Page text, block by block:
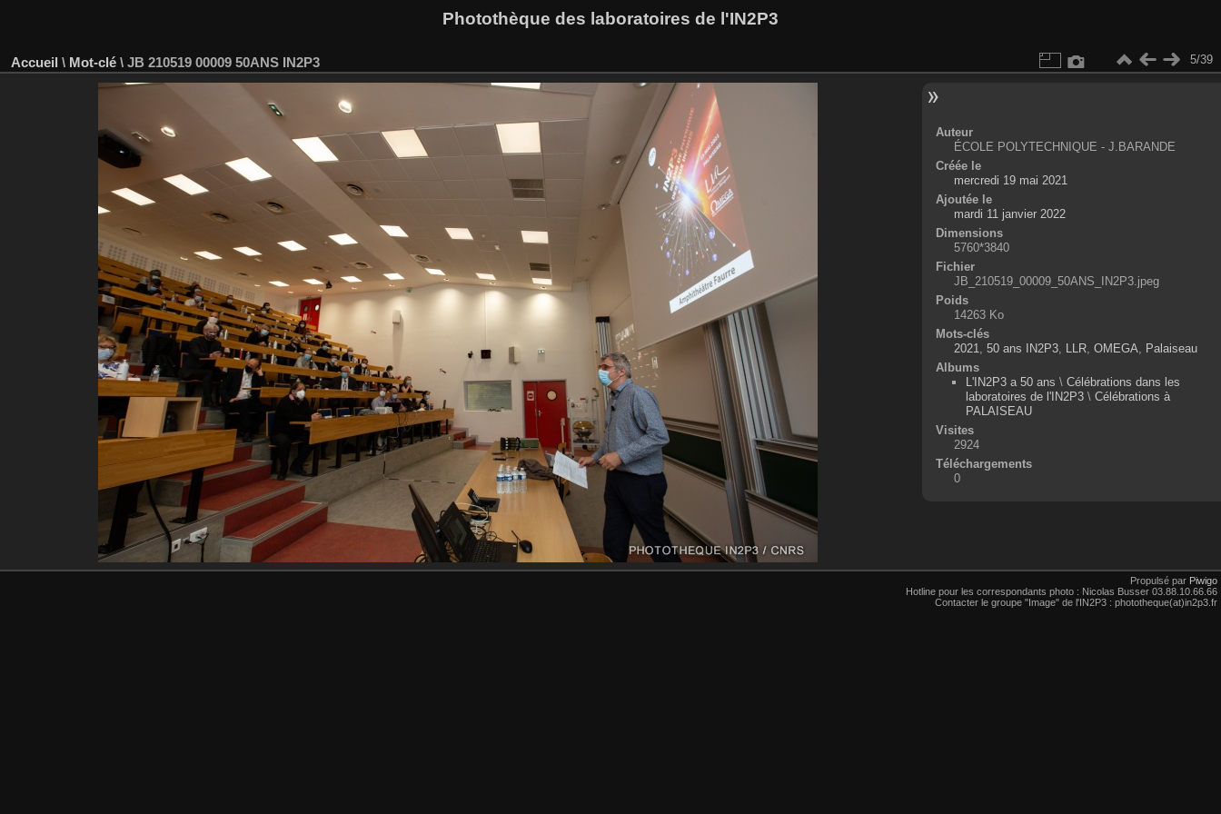
Photothèque des laboratoires de l'IN2P3
Accueil \ Mot-clé \ JB 210519 00009 50ANS IN2P3 5/39
Auteur
ÉCOLE POLYTECHNIQUE - J.BARANDE
Créée le
mercredi 19 mai 2021
Ajoutée le
mardi 11 janvier 2022
Dimensions
5760*3840
Fichier
JB_210519_00009_50ANS_IN2P3.jpeg
Poids
14263 Ko
Mots-clés
2021
50 ans IN2P3, LLR, OMEGA
Palaiseau
Albums
L'IN2P3 a 50 ans \ Célébrations dans les
laboratoires de l'IN2P3\ Célébrations à
PALAISEAU
Visites
2924
Téléchargements
0
Propulsé par Piwigo
Hotline pour les correspondants photo : Nicolas Busser 03.88.10.66.66
Contacter le groupe "Image" de l'IN2P3 : phototheque(at)in2p3.fr